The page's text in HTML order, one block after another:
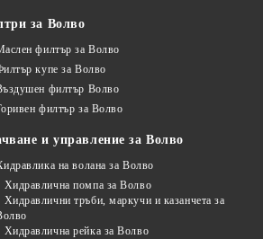
за Волво
филтър за Волво
купе за Волво
филтър Волво
филтър за Волво
и управление за Волво
на волана за Волво
Хидравлична помпа за Волво
Хидравлични тръби, маркучи и казанчета за
Хидравлична рейка за Волво